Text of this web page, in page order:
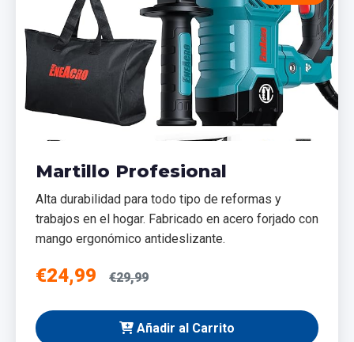
Martillo Profesional
Alta durabilidad para todo tipo de reformas y
trabajos en el hogar. Fabricado en acero forjado con
mango ergonómico antideslizante.
€24,99 €29,99
Añadir al Carrito